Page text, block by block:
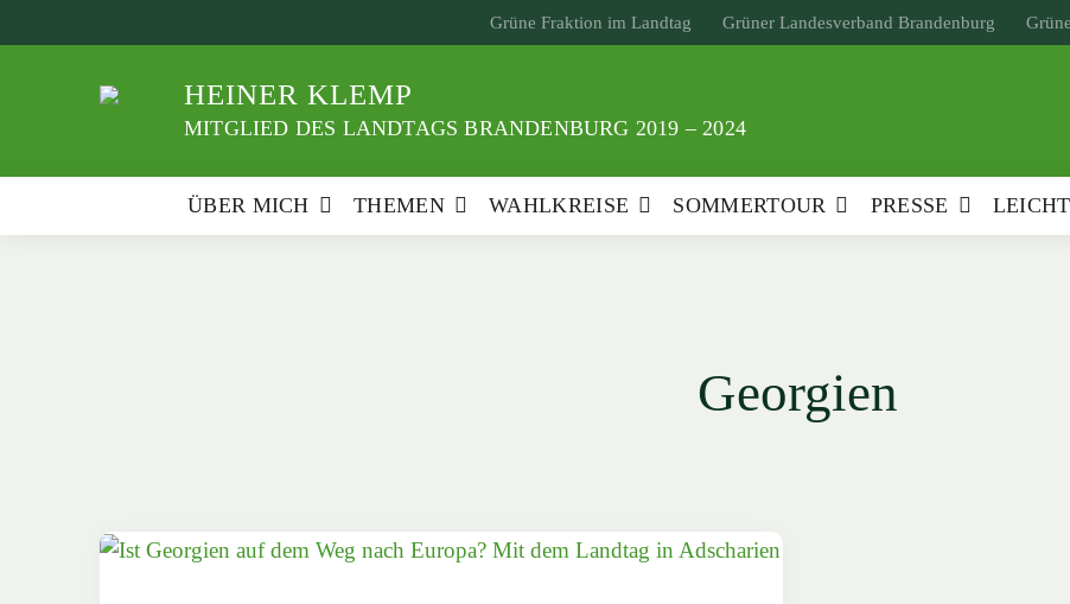
zum
Grüne Fraktion im Landtag Grüner Landesverband Brandenburg
HEINER KLEMP
MITGLIED DES LANDTAGS BRANDENBURG 2019 – 2024
ÜBER MICH THEMEN WAHLKREISE SOMMERTOUR PRESSE
Georgien